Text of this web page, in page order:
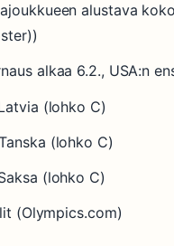
alustava
alkaa 6.2., USA:n
(lohko C)
(lohko C)
(lohko C)
(Olympics.com)